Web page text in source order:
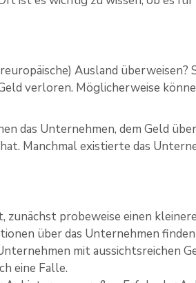
Ausland überweisen?
verloren. Möglicherweise
das Unternehmen, dem Geld
Manchmal existierte das
zunächst probeweise einen
über das Unternehmen
mit aussichtsreichen
eine Falle.